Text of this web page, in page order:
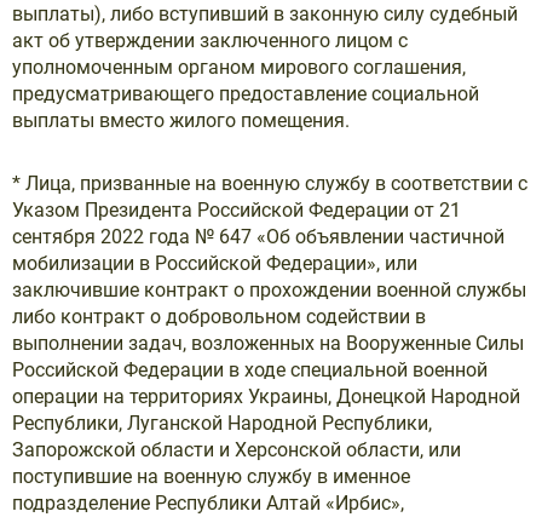
выплаты), либо вступивший в законную силу судебный
акт об утверждении заключенного лицом с
уполномоченным органом мирового соглашения,
предусматривающего предоставление социальной
выплаты вместо жилого помещения.
* Лица, призванные на военную службу в соответствии с
Указом Президента Российской Федерации от 21
сентября 2022 года № 647 «Об объявлении частичной
мобилизации в Российской Федерации», или
заключившие контракт о прохождении военной службы
либо контракт о добровольном содействии в
выполнении задач, возложенных на Вооруженные Силы
Российской Федерации в ходе специальной военной
операции на территориях Украины, Донецкой Народной
Республики, Луганской Народной Республики,
Запорожской области и Херсонской области, или
поступившие на военную службу в именное
подразделение Республики Алтай «Ирбис»,